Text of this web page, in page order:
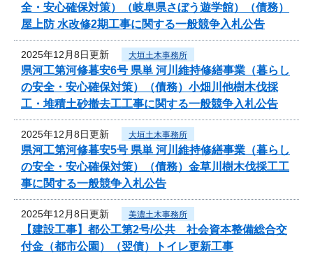
全・安心確保対策）（岐阜県さぼう遊学館）（債務）
屋上防 水改修2期工事に関する一般競争入札公告
2025年12月8日更新 大垣土木事務所
県河工第河修暮安6号 県単 河川維持修繕事業（暮らし
の安全・安心確保対策）（債務）小畑川他樹木伐採
工・堆積土砂撤去工工事に関する一般競争入札公告
2025年12月8日更新 大垣土木事務所
県河工第河修暮安5号 県単 河川維持修繕事業（暮らし
の安全・安心確保対策）（債務）金草川樹木伐採工工
事に関する一般競争入札公告
2025年12月8日更新 美濃土木事務所
【建設工事】都公工第2号/公共 社会資本整備総合交
付金（都市公園）（翌債）トイレ更新工事